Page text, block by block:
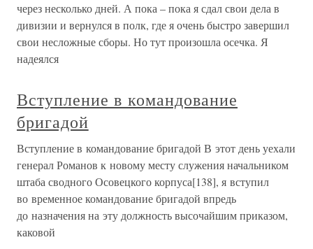
через несколько дней. А пока – пока я сдал свои дела в
дивизии и вернулся в полк, где я очень быстро завершил
свои несложные сборы. Но тут произошла осечка. Я
надеялся
Вступление в командование
бригадой
Вступление в командование бригадой В этот день уехали
генерал Романов к новому месту служения начальником
штаба сводного Осовецкого корпуса[138], я вступил
во временное командование бригадой впредь
до назначения на эту должность высочайшим приказом,
каковой